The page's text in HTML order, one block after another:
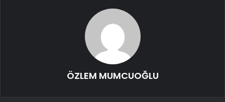
ÖZLEM MUMCUOĞLU